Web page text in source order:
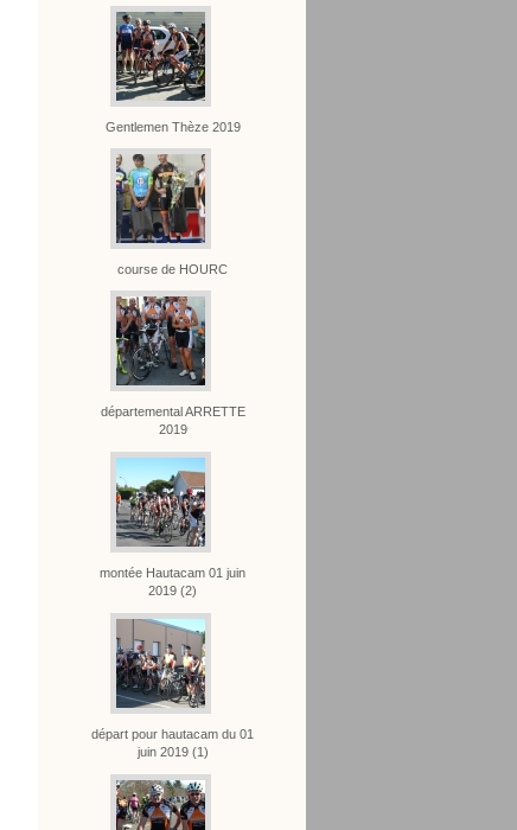
Gentlemen Thèze 2019
course de HOURC
départemental ARRETTE
2019
montée Hautacam 01 juin
2019 (2)
départ pour hautacam du 01
juin 2019 (1)